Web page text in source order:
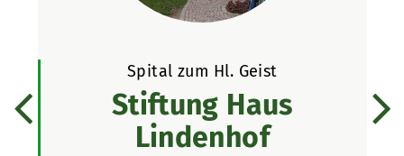
Spital zum Hl. Geist
Stiftung Haus
Lindenhof